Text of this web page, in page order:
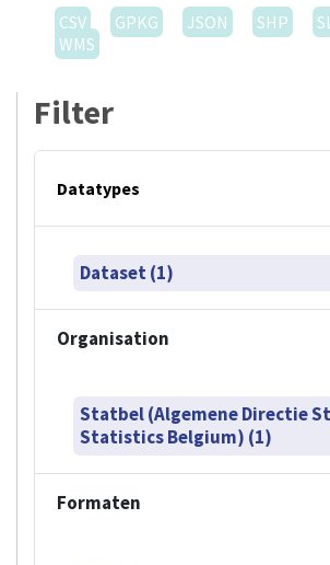
CSV
GPKG JSON SHP
WMS
Filter
Datatypes
Dataset (1)
Organisation
Statbel (Algemene Directie
Statistics Belgium) (1)
Formaten